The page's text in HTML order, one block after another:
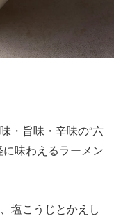
・旨味・辛味の“六
味わえるラーメン
塩こうじとかえし